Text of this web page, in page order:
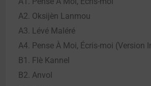
A2. Oksijèn Lanmou
A3. Lévé Maléré
A4. Pense À Moi, Écris-moi (Version
B1. Flè Kannel
B2. Anvol